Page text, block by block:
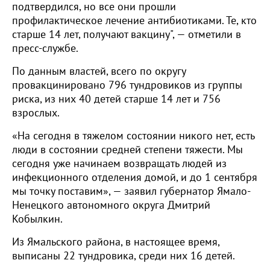
подтвердился, но все они прошли
профилактическое лечение антибиотиками. Те, кто
старше 14 лет, получают вакцину", — отметили в
пресс-службе.
По данным властей, всего по округу
провакцинировано 796 тундровиков из группы
риска, из них 40 детей старше 14 лет и 756
взрослых.
«На сегодня в тяжелом состоянии никого нет, есть
люди в состоянии средней степени тяжести. Мы
сегодня уже начинаем возвращать людей из
инфекционного отделения домой, и до 1 сентября
мы точку поставим», — заявил губернатор Ямало-
Ненецкого автономного округа Дмитрий
Кобылкин.
Из Ямальского района, в настоящее время,
выписаны 22 тундровика, среди них 16 детей.